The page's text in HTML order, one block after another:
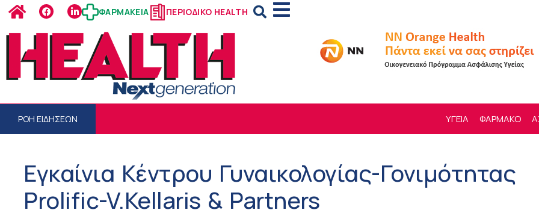
ΦΑΡΜΑΚΕΙΑ ΠΕΡΙΟΔΙΚΟ HEALTH
ΡΟΗ ΕΙΔΗΣΕΩΝ ΥΓΕΙΑ ΦΑΡΜΑΚΟ
Εγκαίνια Κέντρου Γυναικολογίας-Γονιμότητας
Prolific-V.Kellaris & Partners